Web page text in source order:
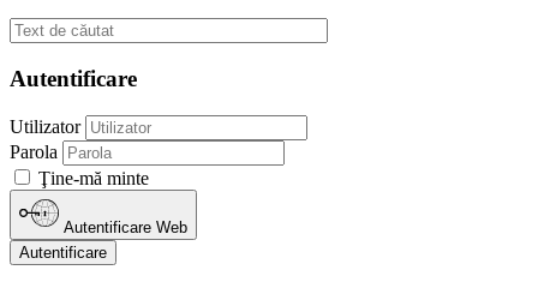
Autentificare
Utilizator
Parola
Ţine-mă minte
Autentificare Web
Autentificare